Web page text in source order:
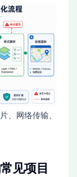
、网络传输、
见项目